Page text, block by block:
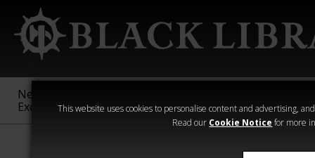
This website uses cookies to personalise content and advertising,
Read our Cookie Notice for more
New &
Exclusive
Sigmar
40,000
Heresy